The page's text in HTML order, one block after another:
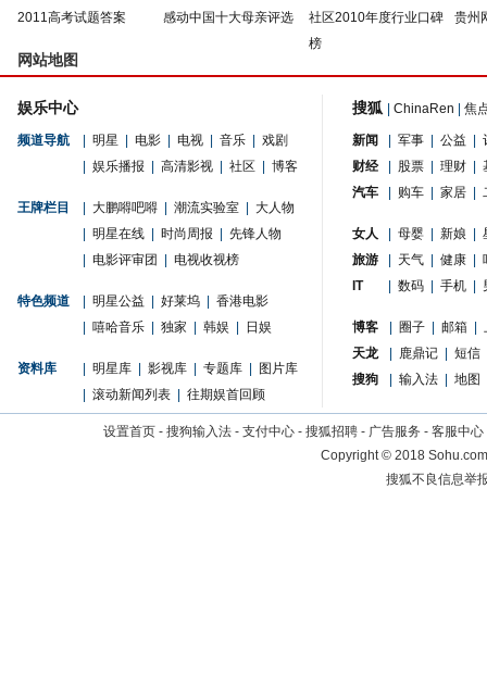
2011高考试题答案
感动中国十大母亲评选
社区2010年度行业口碑
榜
贵州
网站地图
娱乐中心
频道导航 明星 电影 电视 音乐
戏剧
娱乐播报 高清影视 社区 博客
王牌栏目 大鹏嘚吧嘚 潮流实验室
大人物
明星在线 时尚周报
先锋人物
电影评审团 电视收视榜
特色频道 明星公益 好莱坞
香港电影
嘻哈音乐 独家 韩娱 日娱
资料库 明星库 影视库 专题库
图片库
滚动新闻列表 往期娱首回顾
搜狐 ChinaRen 焦
新闻 军事 公益
财经
股票 理财
汽车
购车 家居
女人 母婴 新娘
旅游
天气 健康
IT
数码 手机
博客 圈子 邮箱
天龙
鹿鼎记
短信
搜狗
输入法 地图
设置首页 - 搜狗输入法 - 支付中心 - 搜狐招聘 - 广告服务 - 客服中心
Copyright©2018
搜狐不良信息举